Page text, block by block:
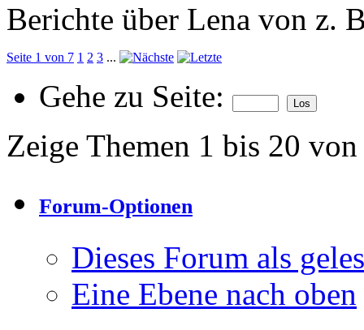
Berichte über Lena von z.
Seite 1 von 7 1 2 3 ...
Gehe zu Seite:
Zeige Themen 1 bis 20
Forum-Optionen
Dieses Forum als
Eine Ebene nach oben